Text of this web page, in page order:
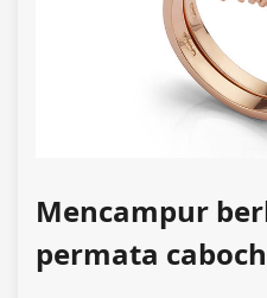
Mencampur
permata